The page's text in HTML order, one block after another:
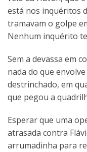
está nos inquéritos
tramavam o golpe
Nenhum inquérito
Sem a devassa em
nada do que
destrinchado, em
que pegou a
Esperar que uma
atrasada contra
arrumadinha para